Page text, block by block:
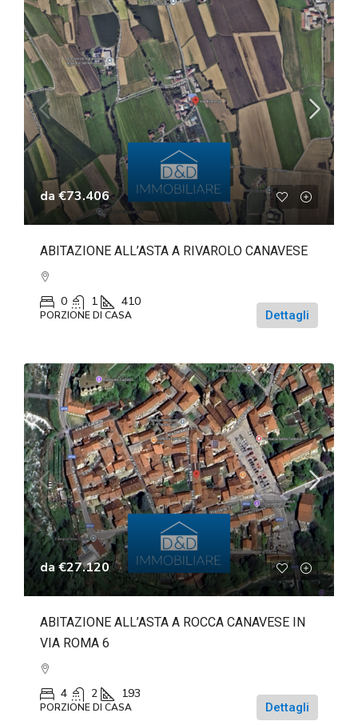
da €73.406
ABITAZIONE ALL’ASTA A RIVAROLO CANAVESE
0 1 410
PORZIONE DI CASA Dettagli
da€27.120
ABITAZIONE ALL’ASTA A ROCCA CANAVESE IN
VIA ROMA 6
4 2 193
PORZIONE DI CASA Dettagli